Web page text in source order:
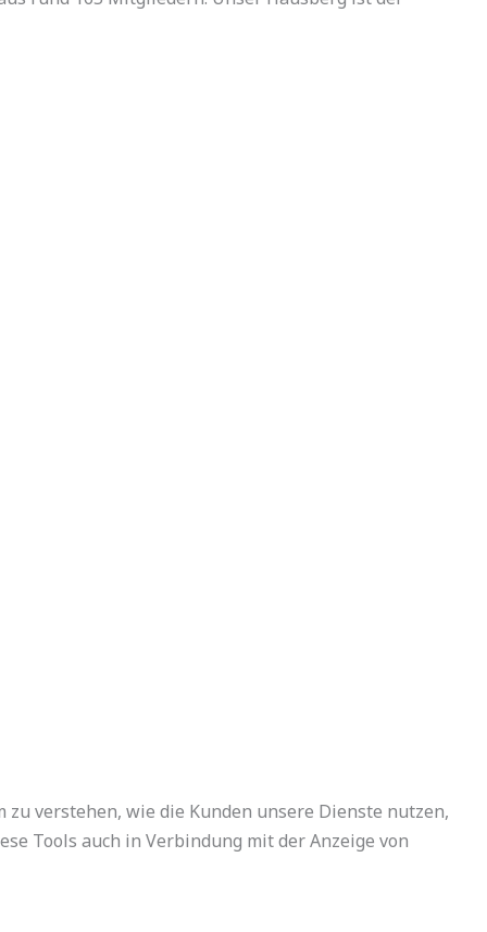
verstehen, wie die Kunden unsere Dienste nutzen,
Tools auch in Verbindung mit der Anzeige von